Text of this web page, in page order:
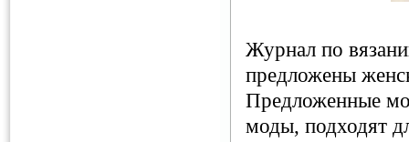
Журнал по
предложены
Предложенные
моды, подходят